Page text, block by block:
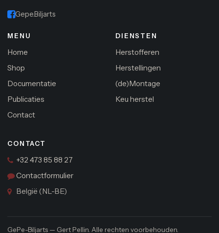
Gepe.Biljarts
MENU
Home
Shop
Documentatie
Publicaties
Contact
DIENSTEN
Herstofferen
Herstellingen
(de)Montage
Keu herstel
CONTACT
+32 473 85 88 27
Contactformulier
België (NL-BE)
GePe-Biljarts — Gert Pellin. Alle rechten voorbehouden.